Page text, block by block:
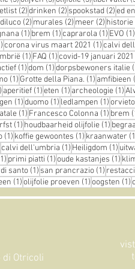
(2)2 posts
drinken (2) 2 posts
spookstad (2)2
ed
(2) 2 posts
murales (2) 2 posts
meer (2) 2 posts
historie
(1) 1 post
brem (1)1 post
caprarola (1) 1 post
EVO (1)
1 post
corona virus maart 2021 (1)1 post
calvi
(1) 1 post
FAQ (1)1 post
covid-19 januari 2021
post (1)1 post
dom (1)1 post
dorpsbewoners italie
(1) 1 post
Grotte della Piana. (1) 1 post
amfibieen
1 post
aperitief (1)1 post
eten (1) 1 post
archeologie (1)1
(1)1 post
duomo (1) 1 post
ledlampen (1)1 post
orvieto
(1) 1 post
Francesco Colonna (1) 1 post
brem
(1) 1 post
houdbaarheid olijfolie (1) 1 post
(1) 1 post
koffie gewoontes (1) 1 post
kraanwater
1 post
calvi dell'umbria (1) 1 post
Heiligdom (1) 1
1 post
primi piatti (1)1 post
oude kastanjes (1) 1
santo (1) 1 post
san prancrazio (1) 1 post
(1)1 post
olijfolie proeven (1)1 post
oogsten (1)
di Otricoli